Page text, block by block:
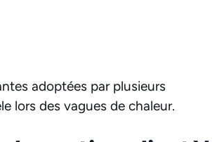
adoptées par plusieurs
lors des vagues de chaleur.